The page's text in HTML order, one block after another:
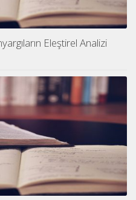
Eleştirel Analizi